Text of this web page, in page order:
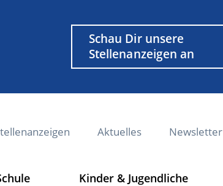
Weiterführender
Link
Schau Dir unsere
Stellenanzeigen an
Kinder & Jugendliche
Aktuelles Newsletter